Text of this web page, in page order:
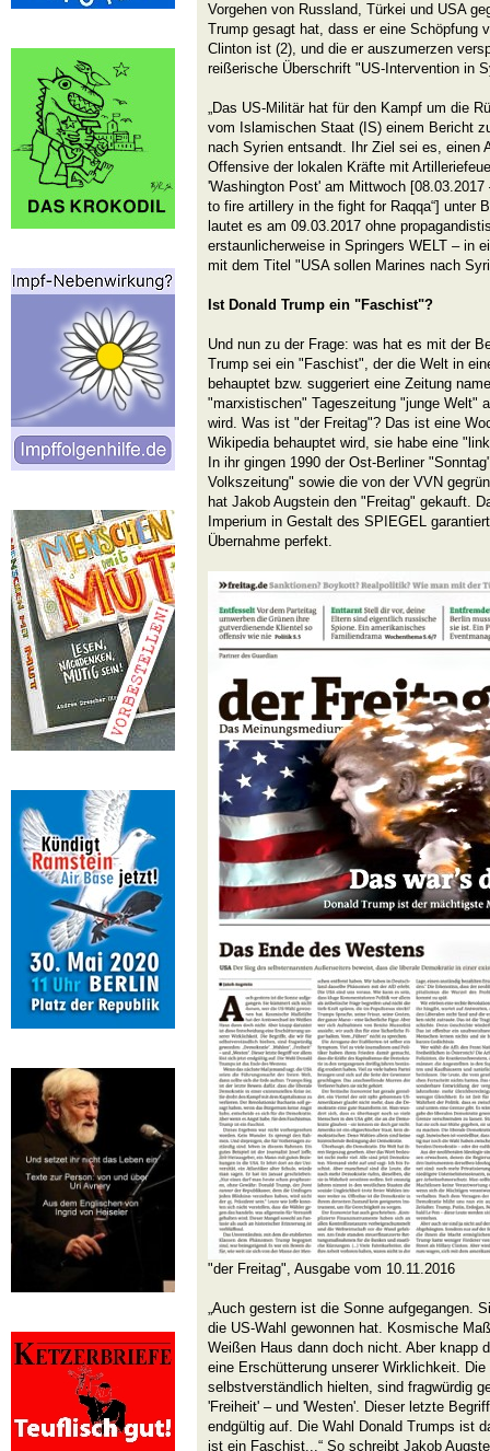
Vorgehen von Russland, Türkei und USA
Trump gesagt hat, dass er eine Schöpfung
Clinton ist (2), und die er auszumerzen
reißerische Überschrift "US-Intervention in
„Das US-Militär hat für den Kampf um die
vom Islamischen Staat (IS) einem Bericht
nach Syrien entsandt. Ihr Ziel sei es, einen
Offensive der lokalen Kräfte mit
'Washington Post' am Mittwoch
to fire artillery in the fight for Raqqa“] unter
lautet es am 09.03.2017 ohne
erstaunlicherweise in Springers WELT – in
mit dem Titel "USA sollen Marines nach
Ist Donald Trump ein "Faschist"?
Und nun zu der Frage: was hat es mit der
Trump sei ein "Faschist", der die Welt in
behauptet bzw. suggeriert eine Zeitung
"marxistischen" Tageszeitung "junge Welt"
wird. Was ist "der Freitag"? Das ist eine
Wikipedia behauptet wird, sie habe eine
In ihr gingen 1990 der Ost-Berliner
Volkszeitung" sowie die von der VVN
hat Jakob Augstein den "Freitag" gekauft.
Imperium in Gestalt des SPIEGEL
Übernahme perfekt.
"der Freitag", Ausgabe vom 10.11.2016
„Auch gestern ist die Sonne aufgegangen.
die US-Wahl gewonnen hat. Kosmische
Weißen Haus dann doch nicht. Aber knapp
eine Erschütterung unserer Wirklichkeit.
selbstverständlich hielten, sind fragwürdig
'Freiheit' – und 'Westen'. Dieser letzte
endgültig auf. Die Wahl Donald Trumps ist
ist ein Faschist...“ So schreibt Jakob